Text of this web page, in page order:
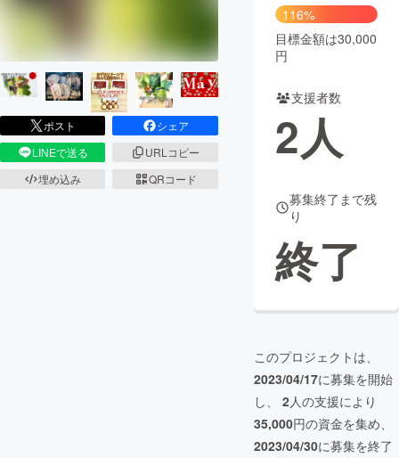
チャレンジ
まちづくり・地域活性化
CAMPFIRE for Social Good CAMPFIRE Creation
CAMPFIREふるさと納税
コミュニティ
ポスト
シェア
LINEで送る
URLコピー
埋め込み
QRコード
116%
目標金額は30,000
円
支援者数
2人
募集終了まで残
り
終了
このプロジェクトは、
2023/04/17に募集を開始
し、 2人の支援により
35,000円の資金を集め、
2023/04/30に募集を終了